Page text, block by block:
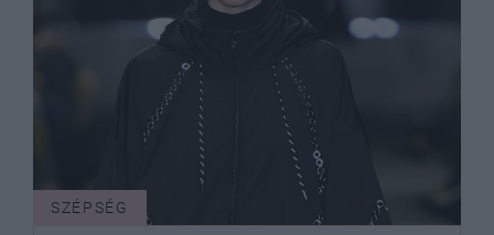
SZÉPSÉG